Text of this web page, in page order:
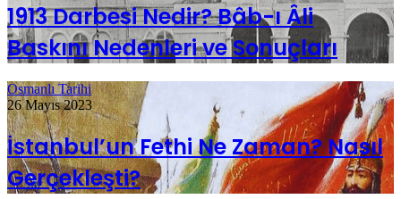
1913 Darbesi Nedir? Bâb-ı Âli
Baskını Nedenleri ve Sonuçları
Osmanlı Tarihi
26 Mayıs 2023
İstanbul’un Fethi Ne Zaman? Nasıl
Gerçekleşti?